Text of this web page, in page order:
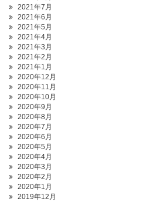
2021年7月
2021年6月
2021年5月
2021年4月
2021年3月
2021年2月
2021年1月
2020年12月
2020年11月
2020年10月
2020年9月
2020年8月
2020年7月
2020年6月
2020年5月
2020年4月
2020年3月
2020年2月
2020年1月
2019年12月